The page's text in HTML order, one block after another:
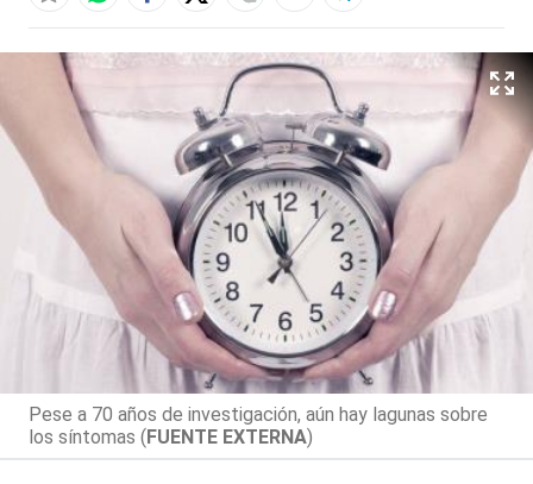
Pese a 70 años de investigación, aún hay lagunas sobre
los síntomas (FUENTE EXTERNA)